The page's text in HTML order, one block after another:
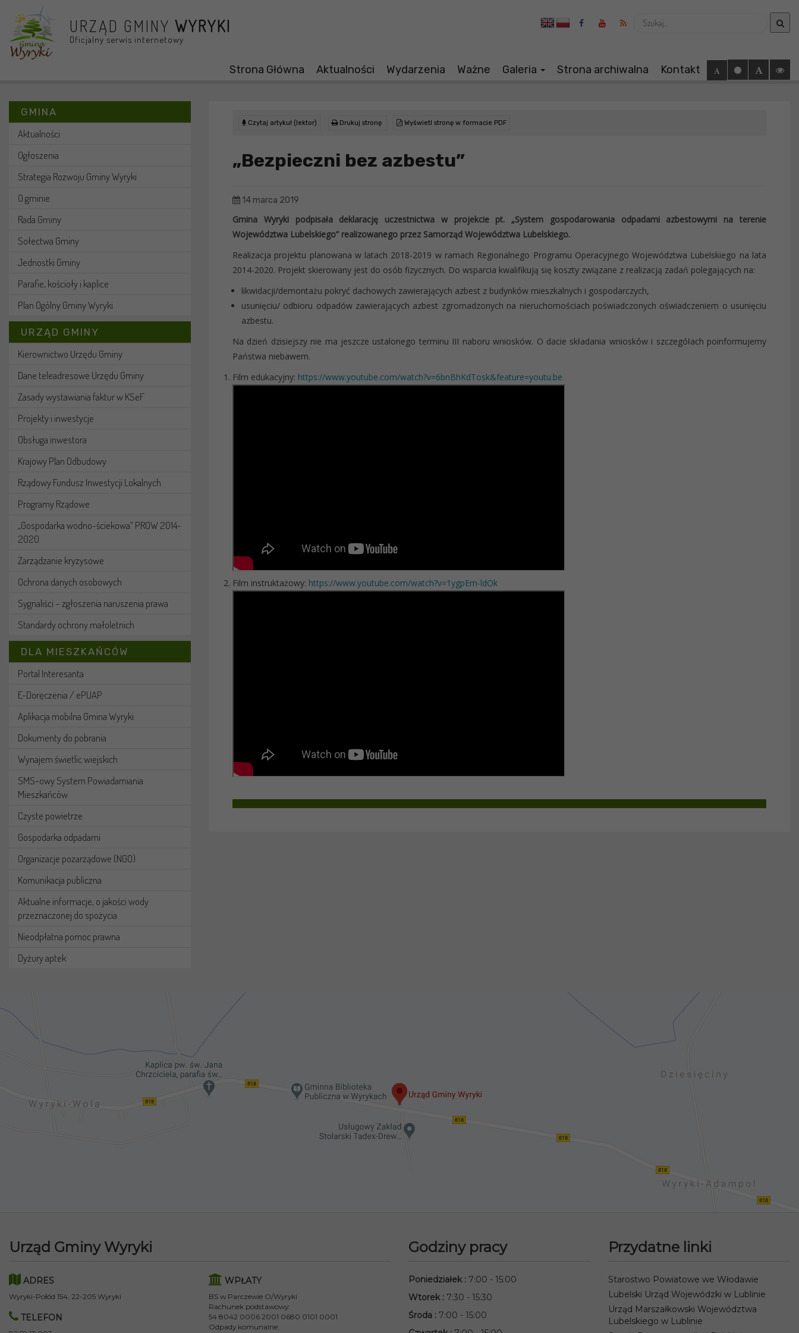
URZĄD GMINY WYRYKI
Oficjalny serwis internetowy
Wyszukaj
Strona Główna Aktualności Wydarzenia Ważne Galeria Strona archiwalna Kontakt
GMINA
Aktualności
Ogłoszenia
Strategia Rozwoju Gminy Wyryki
O gminie
Rada Gminy
Sołectwa Gminy
Jednostki Gminy
Parafie, kościoły i kaplice
Plan Ogólny Gminy Wyryki
URZĄD GMINY
Kierownictwo Urzędu Gminy
Dane teleadresowe Urzędu Gminy
Zasady wystawiania faktur w KSeF
Projekty i inwestycje
Obsługa inwestora
Krajowy Plan Odbudowy
Rządowy Fundusz Inwestycji Lokalnych
Programy Rządowe
„Gospodarka wodno-ściekowa” PROW 2014-
2020
Zarządzanie kryzysowe
Ochrona danych osobowych
Sygnaliści – zgłoszenia naruszenia prawa
Standardy ochrony małoletnich
DLA MIESZKAŃCÓW
Portal Interesanta
E-Doręczenia / ePUAP
Aplikacja mobilna Gmina Wyryki
Dokumenty do pobrania
Wynajem świetlic wiejskich
SMS-owy System Powiadamiania
Mieszkańców
Czyste powietrze
Gospodarka odpadami
Organizacje pozarządowe (NGO)
Komunikacja publiczna
Aktualne informacje, o jakości wody
przeznaczonej do spożycia
Nieodpłatna pomoc prawna
Dyżury aptek
Czytaj artykuł (lektor) Drukuj stronę Wyświetl stronę w formacie PDF
„Bezpieczni bez azbestu”
14 marca 2019
Gmina Wyryki podpisała deklarację uczestnictwa w projekcie pt. „System gospodarowania odpadami azbestowymi na terenie
Województwa Lubelskiego” realizowanego przez Samorząd Województwa Lubelskiego.
Realizacja projektu planowana w latach 2018-2019 w ramach Regionalnego Programu Operacyjnego Województwa Lubelskiego na lata
2014-2020. Projekt skierowany jest do osób fizycznych. Do wsparcia kwalifikują się koszty związane z realizacją zadań polegających na:
likwidacji/demontażu pokryć dachowych zawierających azbest z budynków mieszkalnych i gospodarczych,
usunięciu/ odbioru odpadów zawierających azbest zgromadzonych na nieruchomościach poświadczonych oświadczeniem o usunięciu
azbestu.
Na dzień dzisiejszy nie ma jeszcze ustalonego terminu III naboru wniosków. O dacie składania wniosków i szczegółach poinformujemy
Państwa niebawem.
Film edukacyjny: https://www.youtube.com/watch?v=6bnBhKdTosk&feature=youtu.be
Film instruktażowy: https://www.youtube.com/watch?v=1ygpEm-ldOk
Urząd Gminy Wyryki
ADRES
Wyryki-Połód 154, 22-205 Wyryki
TELEFON
WPŁATY
BS w Parczewie O/Wyryki
Rachunek podstawowy:
54 8042 0006 2001 0680 0101 0001
Odpady komunalne:
Godziny pracy
Poniedziałek: 7:00 - 15:00
Wtorek: 7:30 - 15:30
Środa : 7:00 - 15:00
Przydatne linki
Starostwo Powiatowe we Włodawie
Lubelski Urząd Wojewódzki w Lublinie
Urząd Marszałkowski Województwa
Lubelskiego w Lublinie